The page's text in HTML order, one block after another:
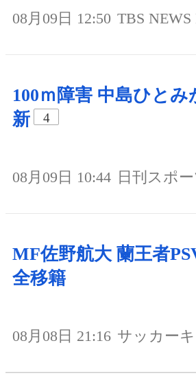
08月09日 12:50 TBS NEWS
100ｍ障害 中島ひとみ
新
4
08月09日 10:44 日刊スポ
MF佐野航大 蘭王者
全移籍
08月08日 21:16 サッカー